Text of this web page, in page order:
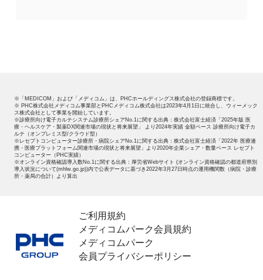
※「MEDICOM」および「メディコム」は、PHCホールディングス株式会社の登録商標です。
※ PHC株式会社メディコム事業部とPHCメディコム株式会社は2023年4月1日に統合し、ウィーメック
ス株式会社として事業を開始しています。
※診療所向け電子カルテシステム診療所シェアNo.1に関する出典：株式会社富士経済「2025年版 医
療・ヘルスケア・製薬DX関連市場の現状と将来展望」 より2024年実績 金額ベース 診療所向け電子カ
ルテ（オンプレミス型/クラウド型）
※レセプトコンピューター診療所・病院シェアNo.1に関する出典：株式会社富士経済「2022年 医療連
携・医療プラットフォーム関連市場の現状と将来展望」より2020年企業シェア・数量ベース レセプト
コンピューター（PHC実績）
※オンライン資格確認導入数No.1に関する出典：厚労省Webサイト (オンライン資格確認の都道府県別
導入状況について(mhlw.go.jp))内で公表データに基づき2022年3月27日時点の運用機関数（病院・診療
所・薬局の合計）より算出
ご利用規約
メディコムパーク会員規約
メディコムパーク
会員プライバシーポリシー